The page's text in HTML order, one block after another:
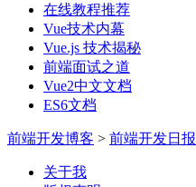
在线教程推荐
Vue技术内幕
Vue.js 技术揭秘
前端面试之道
Vue2中文文档
ES6文档
前端开发博客 > 前端开发日报
关于我